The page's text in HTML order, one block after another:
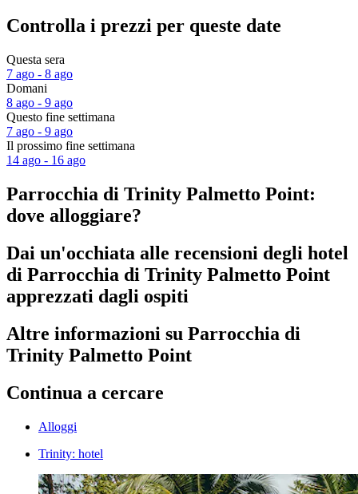
Controlla i prezzi per queste date
Questa sera
7 ago - 8 ago
Domani
8 ago - 9 ago
Questo fine settimana
7 ago - 9 ago
Il prossimo fine settimana
14 ago - 16 ago
Parrocchia di Trinity Palmetto Point:
dove alloggiare?
Dai un'occhiata alle recensioni degli hotel
di Parrocchia di Trinity Palmetto Point
apprezzati dagli ospiti
Altre informazioni su Parrocchia di
Trinity Palmetto Point
Continua a cercare
Alloggi
Trinity: hotel